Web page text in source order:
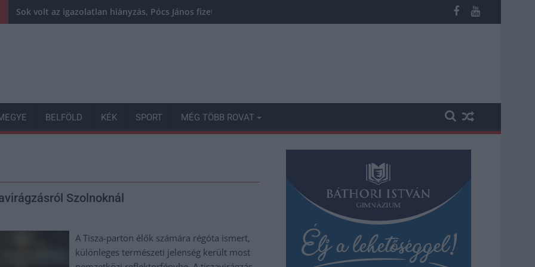
Sok volt az igazolatlan hiányzás, Pócs János fizetéslevonást kapott, más fideszesek még kevesebbet vittek haza
BELFÖLD KÉK SPORT MÉG TÖBB ROVAT
Szolnoknál
A Tisza-parton élők számára régóta ismert,
különleges természeti jelenség került most